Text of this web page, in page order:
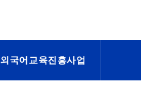
국어교육진흥사업